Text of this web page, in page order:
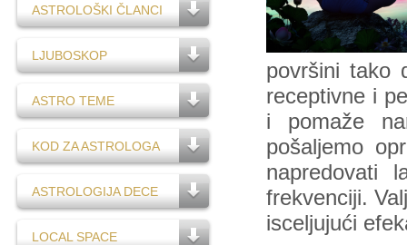
ASTROLOŠKI ČLANCI
LJUBOSKOP
ASTRO TEME
KOD ZA ASTROLOGA
ASTROLOGIJA DECE
LOCAL SPACE
površini tako
receptivne i
i pomaže
pošaljemo
napredovati
frekvenciji.
isceljujući